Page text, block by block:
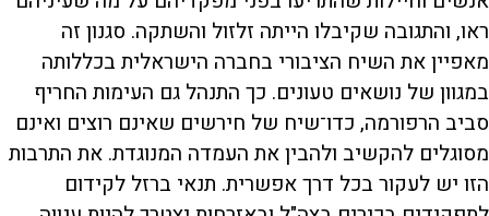
ראו, והתגובה שקיבלו הייתה זלזול והשתקה. סגנון זה
מאפיין את השיח הציבורי בחברה הישראלית בכללותה
במגוון של נושאים טעונים. כך התנהל גם העימות החריף
סביב הרפורמה, כדו־שיח של חירשים שאינם רוצים ואינם
מסוגלים להקשיב ולהבין את העמדה המנוגדת. את התרבות
הזו יש לעקור בכל דרך אפשרית. תנאי ברזל לקידום